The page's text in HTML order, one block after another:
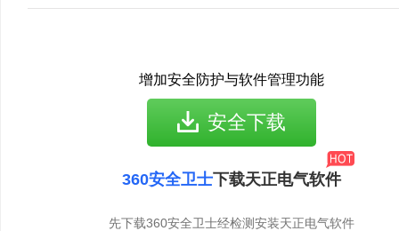
增加安全防护与软件管理功能
安全下载
360安全卫士下载天正电气软件
先下载360安全卫士经检测安装天正电气软件